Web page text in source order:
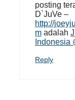
posting
D`JuVe –
http://
m adalah
Indonesia
Reply